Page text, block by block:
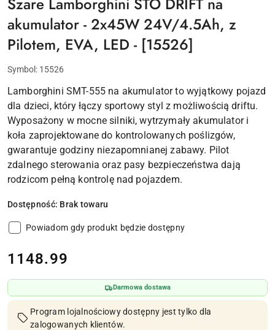
akumulator - 2x45W 24V/4.5Ah, z
Pilotem, EVA, LED - [15526]
Symbol: 15526
Lamborghini SMT-555 na akumulator to wyjątkowy pojazd
dla dzieci, który łączy sportowy styl z możliwością driftu.
Wyposażony w mocne silniki, wytrzymały akumulator i
koła zaprojektowane do kontrolowanych poślizgów,
gwarantuje godziny niezapomnianej zabawy. Pilot
zdalnego sterowania oraz pasy bezpieczeństwa dają
rodzicom pełną kontrolę nad pojazdem.
Dostępność: Brak towaru
Powiadom gdy produkt będzie dostępny
cena:
1148.99
Darmowa dostawa
Program lojalnościowy dostępny jest tylko dla
zalogowanych klientów.